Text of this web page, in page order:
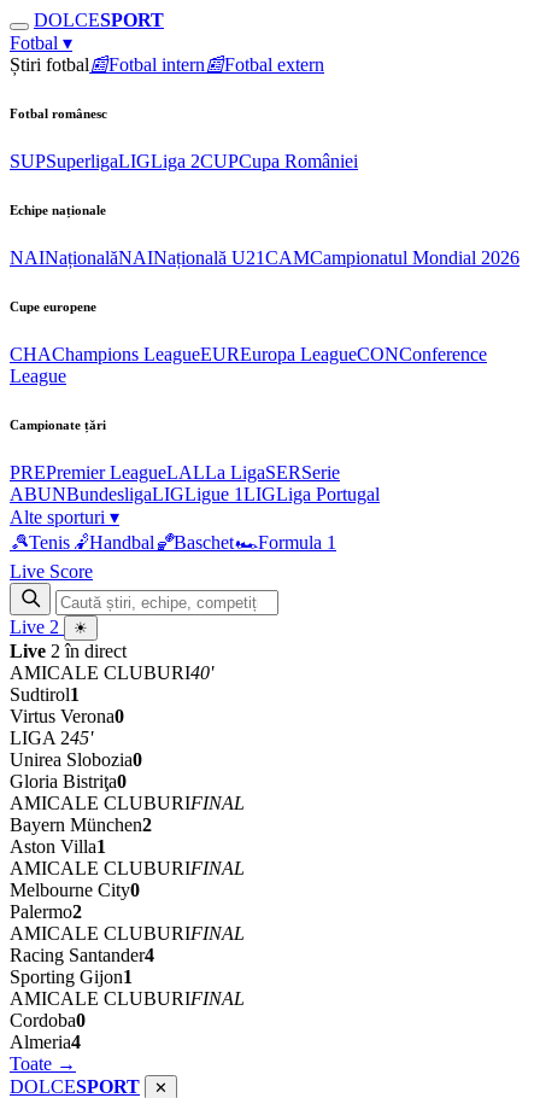
DOLCESPORT
Fotbal ▾
Știri fotbal📰Fotbal intern📰Fotbal extern
Fotbal românesc
SUPSuperligaLIGLiga 2CUPCupa României
Echipe naționale
NAINaționalăNAINațională U21CAMCampionatul Mondial 2026
Cupe europene
CHAChampions LeagueEUREuropa LeagueCONConference
League
Campionate țări
PREPremier LeagueLALLa LigaSERSerie
ABUNBundesligaLIGLigue 1LIGLiga Portugal
Alte sporturi ▾
🎾Tenis 🤾Handbal🏀Baschet🏎Formula 1
Live Score
Live 2 ☀
Live 2 în direct
AMICALE CLUBURI40'
Sudtirol1
Virtus Verona0
LIGA 245'
Unirea Slobozia0
Gloria Bistriţa0
AMICALE CLUBURIFINAL
Bayern München2
Aston Villa1
AMICALE CLUBURIFINAL
Melbourne City0
Palermo2
AMICALE CLUBURIFINAL
Racing Santander4
Sporting Gijon1
AMICALE CLUBURIFINAL
Cordoba0
Almeria4
Toate →
DOLCESPORT ✕